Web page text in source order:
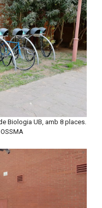
Biologia UB, amb 8 places.